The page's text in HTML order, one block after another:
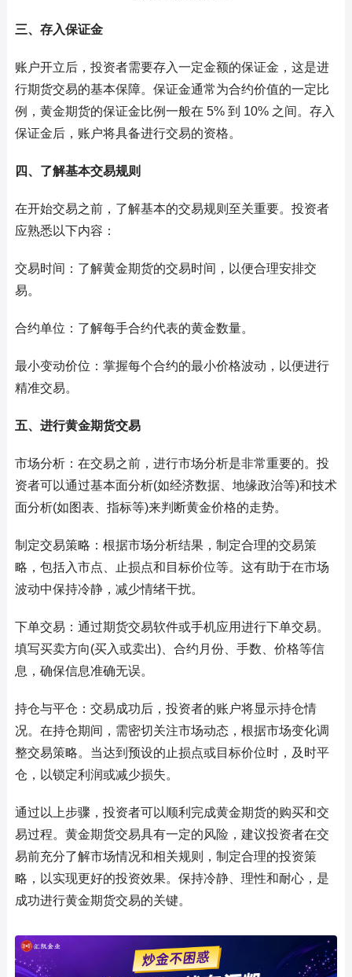
三、存入保证金
账户开立后，投资者需要存入一定金额的保证金，这是进
行期货交易的基本保障。保证金通常为合约价值的一定比
例，黄金期货的保证金比例一般在 5% 到 10% 之间。存入
保证金后，账户将具备进行交易的资格。
四、了解基本交易规则
在开始交易之前，了解基本的交易规则至关重要。投资者
应熟悉以下内容：
交易时间：了解黄金期货的交易时间，以便合理安排交
易。
合约单位：了解每手合约代表的黄金数量。
最小变动价位：掌握每个合约的最小价格波动，以便进行
精准交易。
五、进行黄金期货交易
市场分析：在交易之前，进行市场分析是非常重要的。投
资者可以通过基本面分析(如经济数据、地缘政治等)和技术
面分析(如图表、指标等)来判断黄金价格的走势。
制定交易策略：根据市场分析结果，制定合理的交易策
略，包括入市点、止损点和目标价位等。这有助于在市场
波动中保持冷静，减少情绪干扰。
下单交易：通过期货交易软件或手机应用进行下单交易。
填写买卖方向(买入或卖出)、合约月份、手数、价格等信
息，确保信息准确无误。
持仓与平仓：交易成功后，投资者的账户将显示持仓情
况。在持仓期间，需密切关注市场动态，根据市场变化调
整交易策略。当达到预设的止损点或目标价位时，及时平
仓，以锁定利润或减少损失。
通过以上步骤，投资者可以顺利完成黄金期货的购买和交
易过程。黄金期货交易具有一定的风险，建议投资者在交
易前充分了解市场情况和相关规则，制定合理的投资策
略，以实现更好的投资效果。保持冷静、理性和耐心，是
成功进行黄金期货交易的关键。